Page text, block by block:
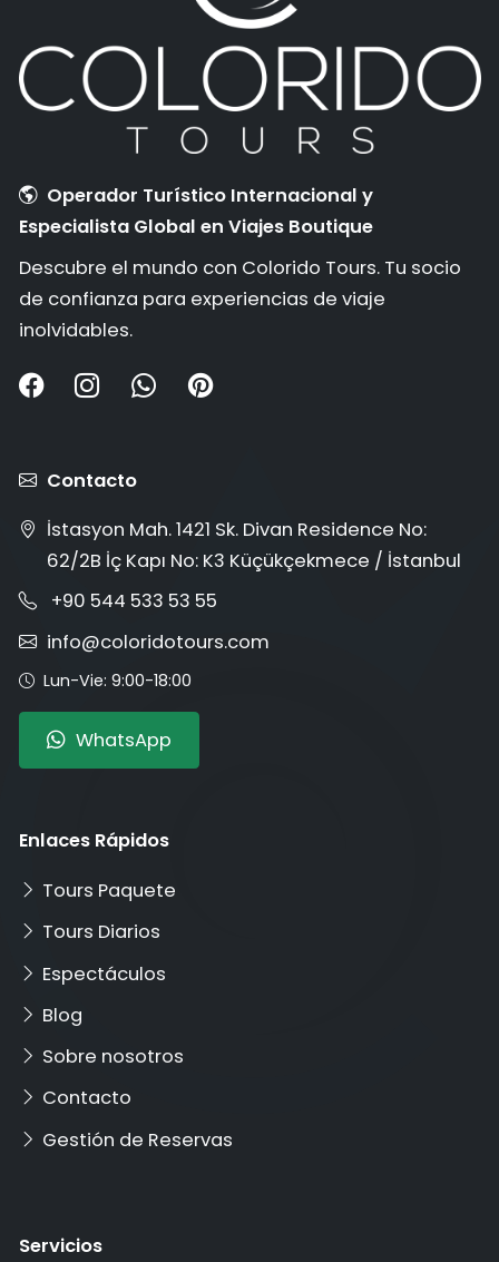
Operador Turístico Internacional y
Especialista Global en Viajes Boutique
Descubre el mundo con Colorido Tours. Tu socio
de confianza para experiencias de viaje
inolvidables.
Contacto
İstasyon Mah. 1421 Sk. Divan Residence No:
62/2B İç Kapı No: K3 Küçükçekmece / İstanbul
+90 544 533 53 55
info@coloridotours.com
Lun-Vie: 9:00-18:00
WhatsApp
Enlaces Rápidos
Tours Paquete
Tours Diarios
Espectáculos
Blog
Sobre nosotros
Contacto
Gestión de Reservas
Servicios